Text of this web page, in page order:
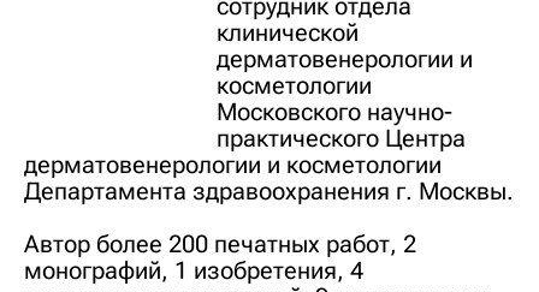
сотрудник отдела
клинической
дерматовенерологии и
косметологии
Московского научно-
практического Центра
дерматовенерологии и косметологии
Департамента здравоохранения г. Москвы.
Автор более 200 печатных работ, 2
монографий, 1 изобретения, 4